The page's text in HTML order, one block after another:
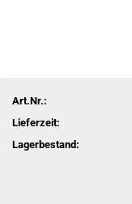
Art.Nr.:
Lieferzeit:
Lagerbestand: